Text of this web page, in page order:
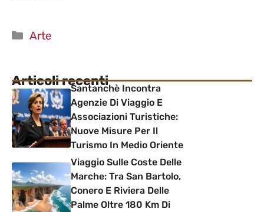
Categorie
Arte
Articoli recentiSantanchè Incontra
Agenzie Di Viaggio E
Associazioni Turistiche:
Nuove Misure Per Il
Turismo In Medio Oriente
Viaggio Sulle Coste Delle
Marche: Tra San Bartolo,
Conero E Riviera Delle
Palme Oltre 180 Km Di